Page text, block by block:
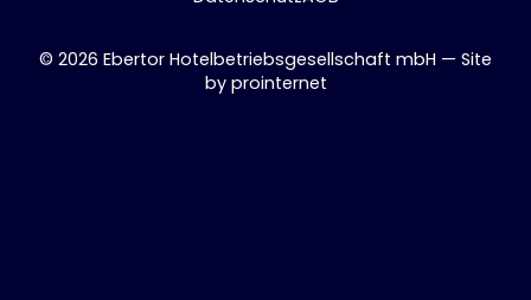
© 2026 Ebertor Hotelbetriebsgesellschaft mbH — Site
by prointernet